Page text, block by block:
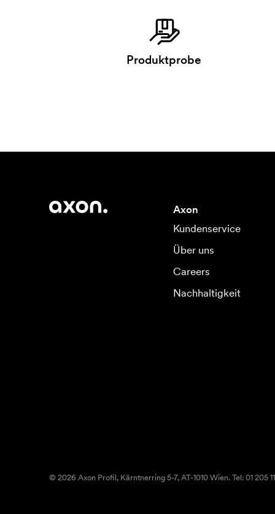
Produktprobe
Axon
Kundenservice
Über uns
Careers
Nachhaltigkeit
© 2026 Axon Profil, Kärntnerring 5-7, AT-1010 Wien. Tel: 01 205